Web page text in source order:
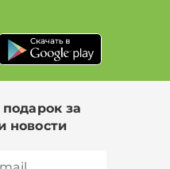
за
новости